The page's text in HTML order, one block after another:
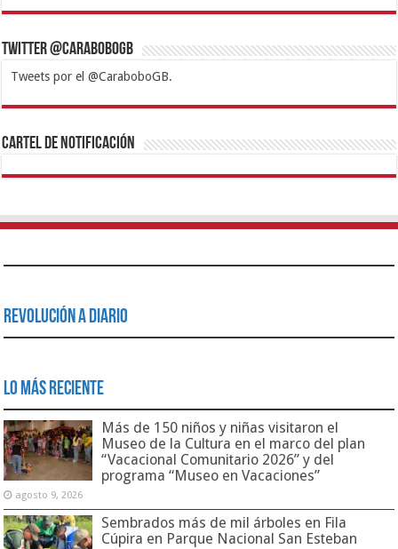
Twitter @CaraboboGB
Tweets por el @CaraboboGB.
1xbetBetturkeyBetistKralbetSupertotobetTipobetMatadorbetMariobet
https://mvbcasino.com/
Cartel de Notificación
Revolución a Diario
Lo Más Reciente
Más de 150 niños y niñas visitaron el
Museo de la Cultura en el marco del plan
“Vacacional Comunitario 2026” y del
programa “Museo en Vacaciones”
agosto 9, 2026
Sembrados más de mil árboles en Fila
Cúpira en Parque Nacional San Esteban